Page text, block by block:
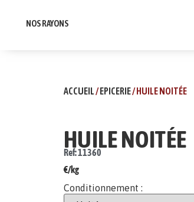
NOS RAYONS
ACCUEIL/EPICERIE/ HUILE NOITÉE
HUILE NOITÉE
Ref: 11360
€/kg
Conditionnement :